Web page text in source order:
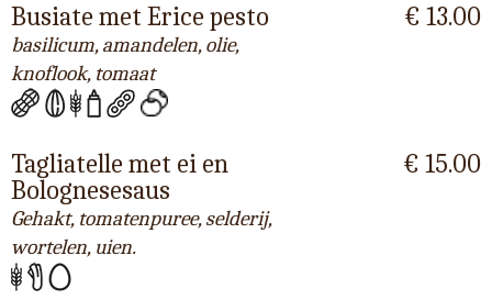
Busiate met Erice pesto
basilicum, amandelen, olie,
knoflook, tomaat
€ 13.00
Tagliatelle met ei en
Bolognesesaus
Gehakt, tomatenpuree, selderij,
wortelen, uien.
€ 15.00